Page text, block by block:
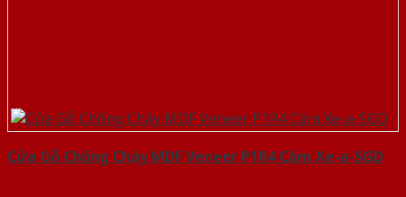
Cửa Gỗ Chống Cháy MDF Veneer P1R4 Căm Xe-a-SGD